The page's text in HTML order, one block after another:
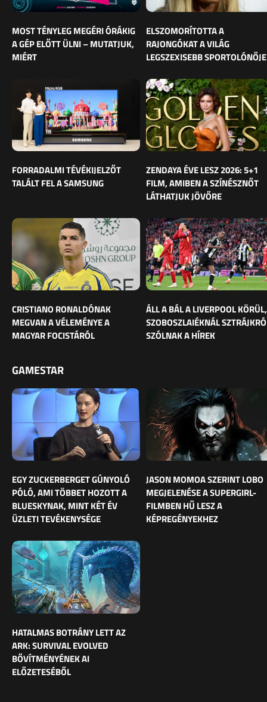
MOST TÉNYLEG MEGÉRI ÓRÁKIG
A GÉP ELŐTT ÜLNI – MUTATJUK,
MIÉRT
ELSZOMORÍTOTTA A
RAJONGÓKAT A VILÁG
LEGSZEXISEBB SPORTOLÓNŐJE
FORRADALMI TÉVÉKIJELZŐT
TALÁLT FEL A SAMSUNG
ZENDAYA ÉVE LESZ 2026: 5+1
FILM, AMIBEN A SZÍNÉSZNŐT
LÁTHATJUK JÖVŐRE
CRISTIANO RONALDÓNAK
MEGVAN A VÉLEMÉNYE A
MAGYAR FOCISTÁRÓL
ÁLL A BÁL A LIVERPOOL KÖRÜL,
SZOBOSZLAIÉKNÁL
SZÓLNAK A HÍREK
GAMESTAR
EGY ZUCKERBERGET GÚNYOLÓ
PÓLÓ, AMI TÖBBET HOZOTT A
BLUESKYNAK, MINT KÉT ÉV
ÜZLETI TEVÉKENYSÉGE
JASON MOMOA SZERINT LOBO
MEGJELENÉSE A SUPERGIRL-
FILMBEN HŰ LESZ A
KÉPREGÉNYEKHEZ
HATALMAS BOTRÁNY LETT AZ
ARK: SURVIVAL EVOLVED
BŐVÍTMÉNYÉNEK AI
ELŐZETESÉBŐL